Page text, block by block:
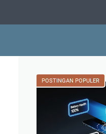
POSTINGAN POPULER